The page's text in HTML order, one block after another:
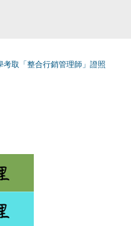
考取「整合行銷管理師」證照